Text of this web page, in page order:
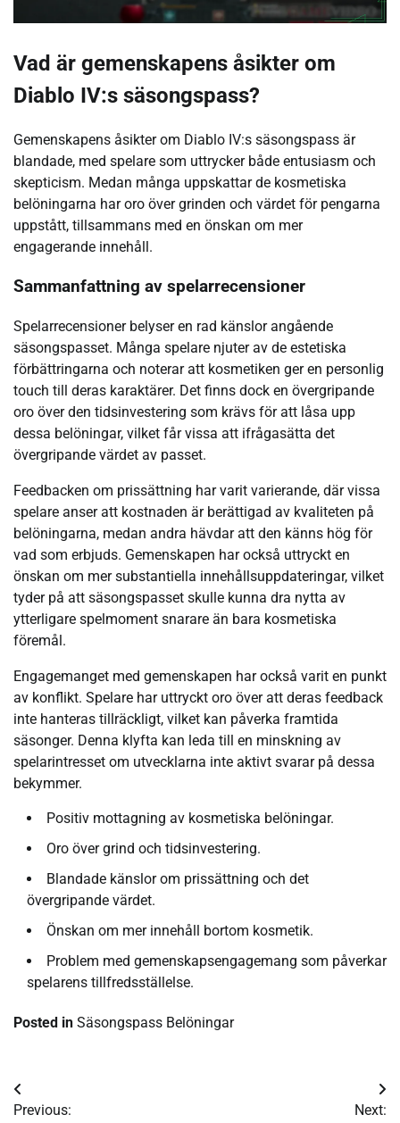
Vad är gemenskapens åsikter om
Diablo IV:s säsongspass?
Gemenskapens åsikter om Diablo IV:s säsongspass är
blandade, med spelare som uttrycker både entusiasm och
skepticism. Medan många uppskattar de kosmetiska
belöningarna har oro över grinden och värdet för pengarna
uppstått, tillsammans med en önskan om mer
engagerande innehåll.
Sammanfattning av spelarrecensioner
Spelarrecensioner belyser en rad känslor angående
säsongspasset. Många spelare njuter av de estetiska
förbättringarna och noterar att kosmetiken ger en personlig
touch till deras karaktärer. Det finns dock en övergripande
oro över den tidsinvestering som krävs för att låsa upp
dessa belöningar, vilket får vissa att ifrågasätta det
övergripande värdet av passet.
Feedbacken om prissättning har varit varierande, där vissa
spelare anser att kostnaden är berättigad av kvaliteten på
belöningarna, medan andra hävdar att den känns hög för
vad som erbjuds. Gemenskapen har också uttryckt en
önskan om mer substantiella innehållsuppdateringar, vilket
tyder på att säsongspasset skulle kunna dra nytta av
ytterligare spelmoment snarare än bara kosmetiska
föremål.
Engagemanget med gemenskapen har också varit en punkt
av konflikt. Spelare har uttryckt oro över att deras feedback
inte hanteras tillräckligt, vilket kan påverka framtida
säsonger. Denna klyfta kan leda till en minskning av
spelarintresset om utvecklarna inte aktivt svarar på dessa
bekymmer.
Positiv mottagning av kosmetiska belöningar.
Oro över grind och tidsinvestering.
Blandade känslor om prissättning och det
övergripande värdet.
Önskan om mer innehåll bortom kosmetik.
Problem med gemenskapsengagemang som påverkar
spelarens tillfredsställelse.
Posted in Säsongspass Belöningar
Post
Previous:
Next: